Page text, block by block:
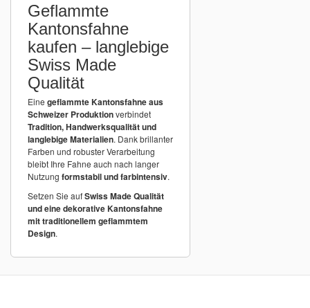
Geflammte
Kantonsfahne
kaufen – langlebige
Swiss Made
Qualität
Eine geflammte Kantonsfahne aus
Schweizer Produktionverbindet
Tradition, Handwerksqualität und
langlebige Materialien. Dank brillanter
Farben und robuster Verarbeitung
bleibt Ihre Fahne auch nach langer
Nutzung formstabil und farbintensiv.
Setzen Sie aufSwiss Made Qualität
und eine dekorative Kantonsfahne
mit traditionellem geflammtem
Design.